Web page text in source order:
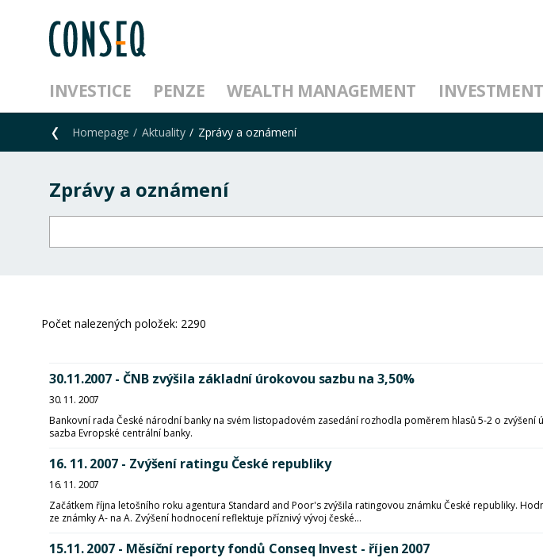
INVESTICE PENZE WEALTH MANAGEMENT
Homepage Aktuality Zprávy a oznámení
Zprávy a oznámení
Počet nalezených položek: 2290
30.11.2007 - ČNB zvýšila základní úrokovou sazbu na 3,50%
30. 11. 2007
Bankovní rada České národní banky na svém listopadovém zasedání rozhodla poměrem hlasů 5-2 o
sazba Evropské centrální banky.
16. 11. 2007 - Zvýšení ratingu České republiky
16. 11. 2007
Začátkem října letošního roku agentura Standard and Poor's zvýšila ratingovou známku České republiky.
ze známky A- na A. Zvýšení hodnocení reflektuje příznivý vývoj české...
15.11. 2007 - Měsíční reporty fondů Conseq Invest - říjen 2007